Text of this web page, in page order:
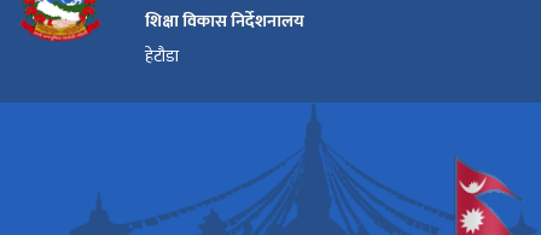
शिक्षा विकास निर्देशनालय
हेटौडा